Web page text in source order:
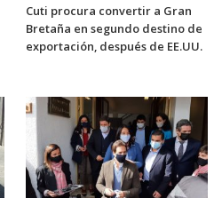
Cuti procura convertir a Gran
Bretaña en segundo destino de
exportación, después de EE.UU.